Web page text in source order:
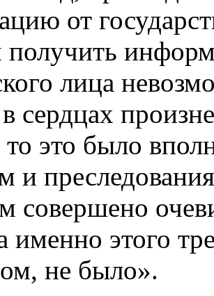
от
получить
лица
сердцах
это было
и
совершено
именно этого
не было».